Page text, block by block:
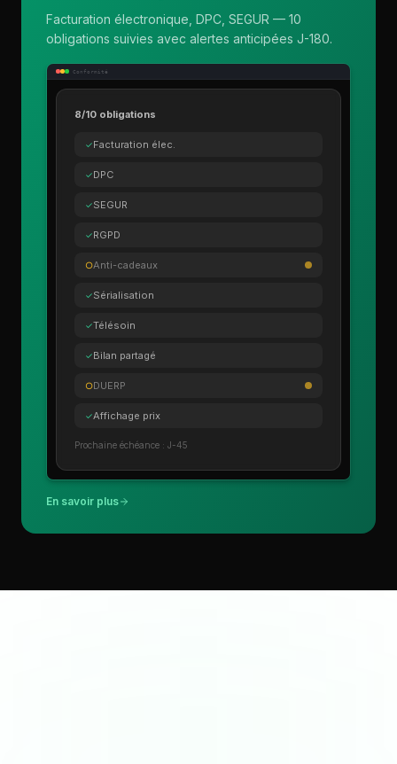
Facturation électronique, DPC, SEGUR — 10
obligations suivies avec alertes anticipées J-180.
Conformité
8/10 obligations
✓Facturation élec.
✓DPC
✓SEGUR
✓RGPD
○Anti-cadeaux
✓Sérialisation
✓Télésoin
✓Bilan partagé
○DUERP
✓Affichage prix
Prochaine échéance : J-45
En savoir plus